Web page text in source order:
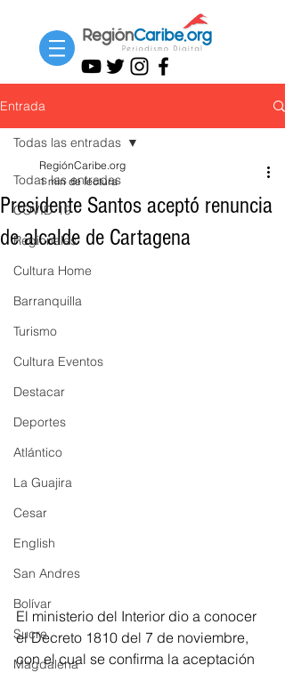
Entrada
Todas las entradas
COVID-19
Regionales
Cultura Home
Barranquilla
Turismo
Cultura Eventos
Destacar
Deportes
Atlántico
La Guajira
Cesar
English
San Andres
Bolívar
Sucre
Magdalena
Todas las entradas
Presidente Santos aceptó renuncia
de alcalde de Cartagena
RegiónCaribe.org
1 min de lectura
El ministerio del Interior dio a conocer
el Decreto 1810 del 7 de noviembre,
con el cual se confirma la aceptación